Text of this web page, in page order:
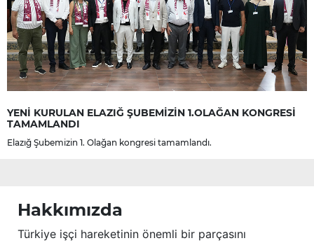
YENİ KURULAN ELAZIĞ ŞUBEMİZİN 1.OLAĞAN KONGRESİ
TAMAMLANDI
Elazığ Şubemizin 1. Olağan kongresi tamamlandı.
Hakkımızda
Türkiye işçi hareketinin önemli bir parçasını